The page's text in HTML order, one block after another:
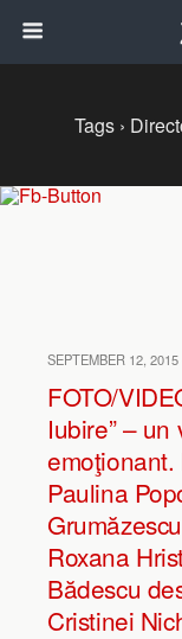
Tags ›
SEPTEMBER 12, 2015
FOTO/
Iubire” – un
emoţionant.
Paulina
Roxana
Bădescu
Cristinei